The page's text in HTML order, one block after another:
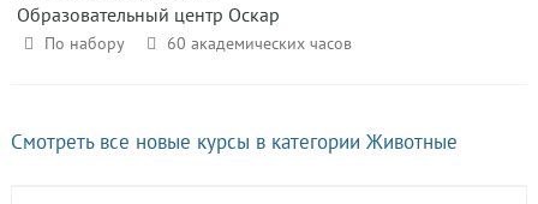
Образовательный центр Оскар
По набору 60 академических часов
Смотреть все новые курсы в категории Животные